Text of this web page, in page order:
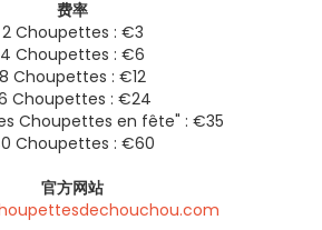
费率
2 Choupettes : €3
4 Choupettes : €6
8 Choupettes : €12
Choupettes : €24
Choupettes en fête" : €35
Choupettes : €60
官方网站